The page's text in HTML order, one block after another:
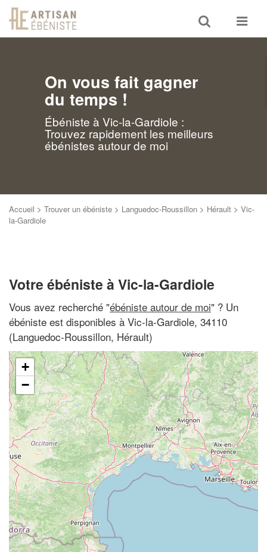
Toggle
search
Toggle
On vous fait gagner
du temps !
Ébéniste à Vic-la-Gardiole :
Trouvez rapidement les meilleurs
ébénistes autour de moi
Accueil > Trouver un ébéniste > Languedoc-Roussillon > Hérault > Vic-
la-Gardiole
Votre ébéniste à Vic-la-Gardiole
Vous avez recherché "ébéniste autour de moi" ? Un
ébéniste est disponibles à Vic-la-Gardiole, 34110
(Languedoc-Roussillon, Hérault)
+
−